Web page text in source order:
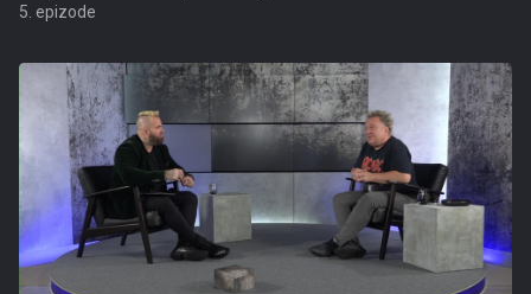
5. epizode